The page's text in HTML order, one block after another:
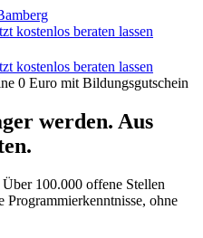
kostenlos beraten lassen
kostenlos beraten lassen
0 Euro mit Bildungsgutschein
werden. Aus
100.000 offene Stellen
ohne